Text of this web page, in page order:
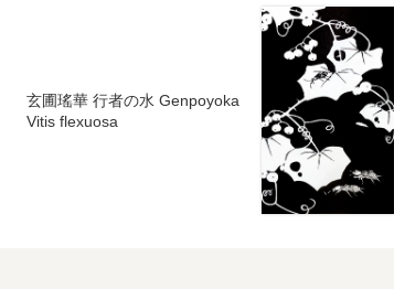
玄圃瑤華 行者の水 Genpoyoka
Vitis flexuosa